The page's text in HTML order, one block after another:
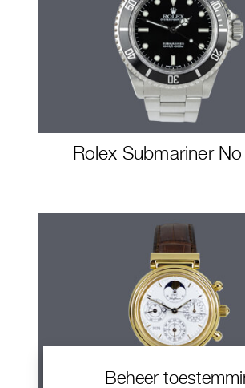
Beheer
Rolex Submariner